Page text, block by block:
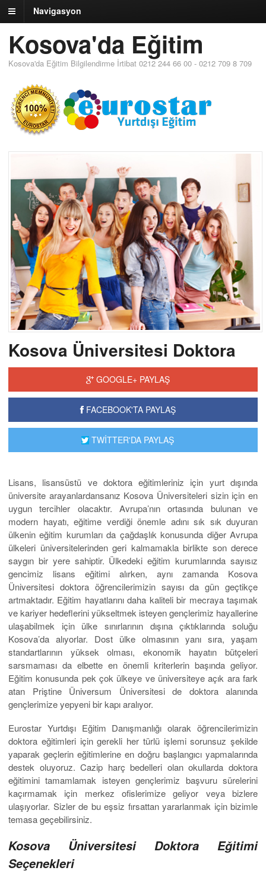
Navigasyon
Kosova'da Eğitim
Kosova'da Eğitim Bilgilendirme İrtibat 0212 244 66 00 - 0212 709 8 709
Kosova Üniversitesi Doktora
GOOGLE+ PAYLAŞ
FACEBOOK'TA PAYLAŞ
TWİTTER'DA PAYLAŞ
Lisans, lisansüstü ve doktora eğitimleriniz için yurt dışında
üniversite arayanlardansanız Kosova Üniversiteleri sizin için en
uygun tercihler olacaktır. Avrupa’nın ortasında bulunan ve
modern hayatı, eğitime verdiği önemle adını sık sık duyuran
ülkenin eğitim kurumları da çağdaşlık konusunda diğer Avrupa
ülkeleri üniversitelerinden geri kalmamakla birlikte son derece
saygın bir yere sahiptir. Ülkedeki eğitim kurumlarında sayısız
gencimiz lisans eğitimi alırken, aynı zamanda Kosova
Üniversitesi doktora öğrencilerimizin sayısı da gün geçtikçe
artmaktadır. Eğitim hayatlarını daha kaliteli bir mecraya taşımak
ve kariyer hedeflerini yükseltmek isteyen gençlerimiz hayallerine
ulaşabilmek için ülke sınırlarının dışına çıktıklarında soluğu
Kosova’da alıyorlar. Dost ülke olmasının yanı sıra, yaşam
standartlarının yüksek olması, ekonomik hayatın bütçeleri
sarsmaması da elbette en önemli kriterlerin başında geliyor.
Eğitim konusunda pek çok ülkeye ve üniversiteye açık ara fark
atan Priştine Üniversum Üniversitesi de doktora alanında
gençlerimize yepyeni bir kapı aralıyor.
Eurostar Yurtdışı Eğitim Danışmanlığı olarak öğrencilerimizin
doktora eğitimleri için gerekli her türlü işlemi sorunsuz şekilde
yaparak geçlerin eğitimlerine en doğru başlangıcı yapmalarında
destek oluyoruz. Cazip harç bedelleri olan okullarda doktora
eğitimini tamamlamak isteyen gençlerimiz başvuru sürelerini
kaçırmamak için merkez ofislerimize geliyor veya bizlere
ulaşıyorlar. Sizler de bu eşsiz fırsattan yararlanmak için bizimle
temasa geçebilirsiniz.
Kosova Üniversitesi Doktora Eğitimi
Seçenekleri